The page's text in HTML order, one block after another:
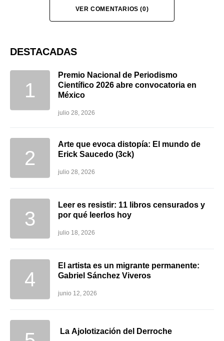
VER COMENTARIOS (0)
DESTACADAS
Premio Nacional de Periodismo
Científico 2026 abre convocatoria en
México
julio 28, 2026
Arte que evoca distopía: El mundo de
Erick Saucedo (3ck)
julio 28, 2026
Leer es resistir: 11 libros censurados y
por qué leerlos hoy
julio 18, 2026
El artista es un migrante permanente:
Gabriel Sánchez Viveros
junio 12, 2026
La Ajolotización del Derroche